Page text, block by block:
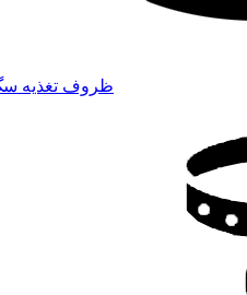
ظروف تغذیه